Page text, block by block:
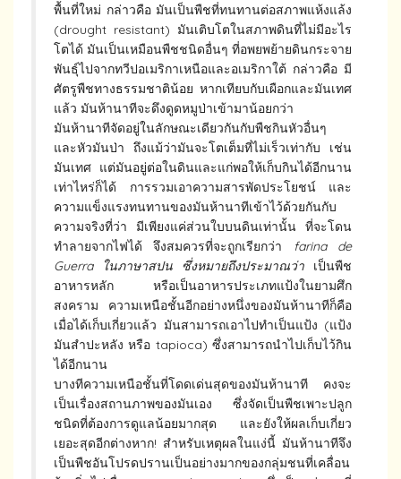
พื้นที่ใหม่ กล่าวคือ มันเป็นพืชที่ทนทานต่อสภาพแห้งแล้ง
(drought resistant) มันเติบโตในสภาพดินที่ไม่มีอะไร
โตได้ มันเป็นเหมือนพืชชนิดอื่นๆ ที่อพยพย้ายดินกระจาย
พันธุ์ไปจากทวีปอเมริกาเหนือและอเมริกาใต้ กล่าวคือ มี
ศัตรูพืชทางธรรมชาติน้อย หากเทียบกับเผือกและมันเทศ
แล้ว มันห้านาทีจะดึงดูดหมูป่าเข้ามาน้อยกว่า
มันห้านาทีจัดอยู่ในลักษณะเดียวกันกับพืชกินหัวอื่นๆ
และหัวมันป่า ถึงแม้ว่ามันจะโตเต็มที่ไม่เร็วเท่ากับ เช่น
มันเทศ แต่มันอยู่ต่อในดินและแก่พอให้เก็บกินได้อีกนาน
เท่าไหร่ก็ได้ การรวมเอาความสารพัดประโยชน์ และ
ความแข็งแรงทนทานของมันห้านาทีเข้าไว้ด้วยกันกับ
ความจริงที่ว่า มีเพียงแค่ส่วนใบบนดินเท่านั้น ที่จะโดน
ทำลายจากไฟได้ จึงสมควรที่จะถูกเรียกว่า
farina de
Guerra ในภาษาสปน ซึ่งหมายถึงประมาณว่า เป็นพืช
อาหารหลัก หรือเป็นอาหารประเภทแป้งในยามศึก
สงคราม ความเหนือชั้นอีกอย่างหนึ่งของมันห้านาทีก็คือ
เมื่อได้เก็บเกี่ยวแล้ว มันสามารถเอาไปทำเป็นแป้ง (แป้ง
มันสำปะหลัง หรือ tapioca) ซึ่งสามารถนำไปเก็บไว้กิน
ได้อีกนาน
บางทีความเหนือชั้นที่โดดเด่นสุดของมันห้านาที คงจะ
เป็นเรื่องสถานภาพของมันเอง ซึ่งจัดเป็นพืชเพาะปลูก
ชนิดที่ต้องการดูแลน้อยมากสุด และยังให้ผลเก็บเกี่ยว
เยอะสุดอีกต่างหาก! สำหรับเหตุผลในแง่นี้ มันห้านาทีจึง
เป็นพืชอันโปรดปรานเป็นอย่างมากของกลุ่มชนที่เคลื่อน